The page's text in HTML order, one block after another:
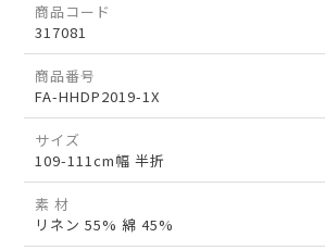
商品コード
317081
商品番号
FA-HHDP2019-1X
サイズ
109-111cm幅 半折
素 材
リネン 55% 綿 45%